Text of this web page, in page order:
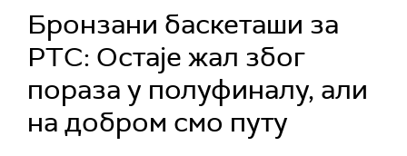
Бронзани баскеташи за
РТС: Остаје жал због
пораза у полуфиналу, али
на добром смо путу